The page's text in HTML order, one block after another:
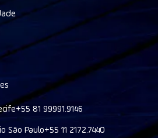
+55 81 99991.9146
São Paulo+55 11 2172.7440